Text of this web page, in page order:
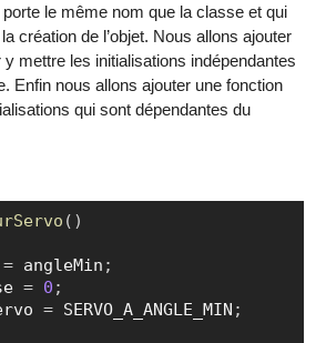
le même nom que la classe et qui
création de l’objet. Nous allons ajouter
mettre les initialisations indépendantes
Enfin nous allons ajouter une fonction
qui sont dépendantes du
( )
= angleMin ;
= 0 ;
= SERVO_A_ANGLE_MIN ;